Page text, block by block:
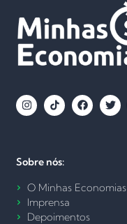
Sobre nós:
O Minhas Economias
Imprensa
Depoimentos